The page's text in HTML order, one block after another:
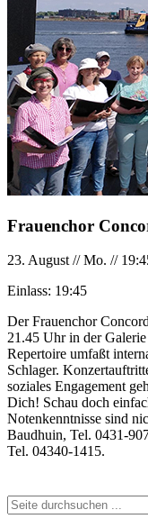
Frauenchor
23. August//Mo. //
Einlass: 19:45
Der Frauenchor
21.45 Uhr in der
Repertoire umfaßt
Schlager.
soziales Engagement
Dich! Schau doch
Notenkenntnisse sind
Baudhuin, Tel. 0431-
Tel. 04340-1415.